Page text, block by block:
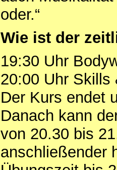
oder.“
Wie ist der
19:30 Uhr
20:00 Uhr Skills
Der Kurs endet
Danach kann
von 20.30 bis
anschließender